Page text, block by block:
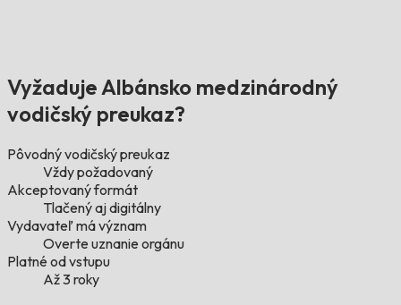
Vyžaduje Albánsko medzinárodný
vodičský preukaz?
Pôvodný vodičský preukaz
Vždy požadovaný
Akceptovaný formát
Tlačený aj digitálny
Vydavateľ má význam
Overte uznanie orgánu
Platné od vstupu
Až 3 roky